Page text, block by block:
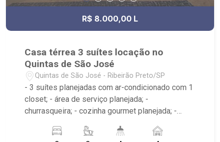
R$ 8.000,00 L
Casa térrea 3 suítes locação no
Quintas de São José
Quintas de São José - Ribeirão Preto/SP
- 3 suítes planejadas com ar-condicionado com 1
closet; - área de serviço planejada; -
churrasqueira; - cozinha gourmet planejada; -
banheiros planejados com box e banheiro; -